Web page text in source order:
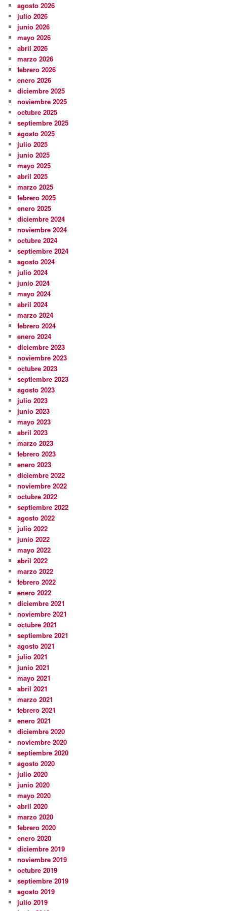
agosto 2026
julio 2026
junio 2026
mayo 2026
abril 2026
marzo 2026
febrero 2026
enero 2026
diciembre 2025
noviembre 2025
octubre 2025
septiembre 2025
agosto 2025
julio 2025
junio 2025
mayo 2025
abril 2025
marzo 2025
febrero 2025
enero 2025
diciembre 2024
noviembre 2024
octubre 2024
septiembre 2024
agosto 2024
julio 2024
junio 2024
mayo 2024
abril 2024
marzo 2024
febrero 2024
enero 2024
diciembre 2023
noviembre 2023
octubre 2023
septiembre 2023
agosto 2023
julio 2023
junio 2023
mayo 2023
abril 2023
marzo 2023
febrero 2023
enero 2023
diciembre 2022
noviembre 2022
octubre 2022
septiembre 2022
agosto 2022
julio 2022
junio 2022
mayo 2022
abril 2022
marzo 2022
febrero 2022
enero 2022
diciembre 2021
noviembre 2021
octubre 2021
septiembre 2021
agosto 2021
julio 2021
junio 2021
mayo 2021
abril 2021
marzo 2021
febrero 2021
enero 2021
diciembre 2020
noviembre 2020
septiembre 2020
agosto 2020
julio 2020
junio 2020
mayo 2020
abril 2020
marzo 2020
febrero 2020
enero 2020
diciembre 2019
noviembre 2019
octubre 2019
septiembre 2019
agosto 2019
julio 2019